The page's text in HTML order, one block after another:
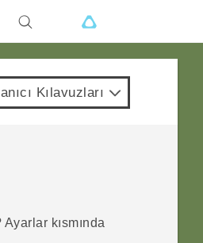
Kılavuzları
kısmında